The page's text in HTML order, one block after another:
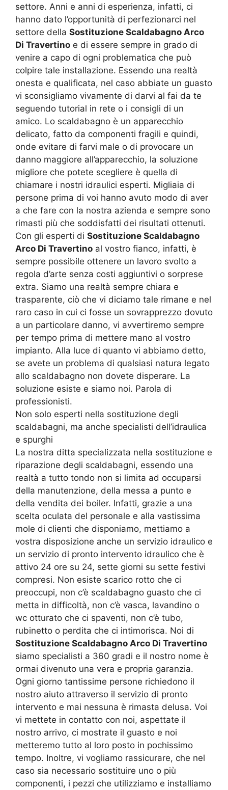
settore. Anni e anni di esperienza, infatti, ci
hanno dato l’opportunità di perfezionarci nel
settore della Sostituzione Scaldabagno Arco
Di Travertino e di essere sempre in grado di
venire a capo di ogni problematica che può
colpire tale installazione. Essendo una realtà
onesta e qualificata, nel caso abbiate un guasto
vi sconsigliamo vivamente di darvi al fai da te
seguendo tutorial in rete o i consigli di un
amico. Lo scaldabagno è un apparecchio
delicato, fatto da componenti fragili e quindi,
onde evitare di farvi male o di provocare un
danno maggiore all’apparecchio, la soluzione
migliore che potete scegliere è quella di
chiamare i nostri idraulici esperti. Migliaia di
persone prima di voi hanno avuto modo di aver
a che fare con la nostra azienda e sempre sono
rimasti più che soddisfatti dei risultati ottenuti.
Con gli esperti di Sostituzione Scaldabagno
Arco Di Travertino al vostro fianco, infatti, è
sempre possibile ottenere un lavoro svolto a
regola d’arte senza costi aggiuntivi o sorprese
extra. Siamo una realtà sempre chiara e
trasparente, ciò che vi diciamo tale rimane e nel
raro caso in cui ci fosse un sovrapprezzo dovuto
a un particolare danno, vi avvertiremo sempre
per tempo prima di mettere mano al vostro
impianto. Alla luce di quanto vi abbiamo detto,
se avete un problema di qualsiasi natura legato
allo scaldabagno non dovete disperare. La
soluzione esiste e siamo noi. Parola di
professionisti.
Non solo esperti nella sostituzione degli
scaldabagni, ma anche specialisti dell’idraulica
e spurghi
La nostra ditta specializzata nella sostituzione e
riparazione degli scaldabagni, essendo una
realtà a tutto tondo non si limita ad occuparsi
della manutenzione, della messa a punto e
della vendita dei boiler. Infatti, grazie a una
scelta oculata del personale e alla vastissima
mole di clienti che disponiamo, mettiamo a
vostra disposizione anche un servizio idraulico e
un servizio di pronto intervento idraulico che è
attivo 24 ore su 24, sette giorni su sette festivi
compresi. Non esiste scarico rotto che ci
preoccupi, non c’è scaldabagno guasto che ci
metta in difficoltà, non c’è vasca, lavandino o
wc otturato che ci spaventi, non c’è tubo,
rubinetto o perdita che ci intimorisca. Noi di
Sostituzione Scaldabagno Arco Di Travertino
siamo specialisti a 360 gradi e il nostro nome è
ormai divenuto una vera e propria garanzia.
Ogni giorno tantissime persone richiedono il
nostro aiuto attraverso il servizio di pronto
intervento e mai nessuna è rimasta delusa. Voi
vi mettete in contatto con noi, aspettate il
nostro arrivo, ci mostrate il guasto e noi
metteremo tutto al loro posto in pochissimo
tempo. Inoltre, vi vogliamo rassicurare, che nel
caso sia necessario sostituire uno o più
componenti, i pezzi che utilizziamo e installiamo